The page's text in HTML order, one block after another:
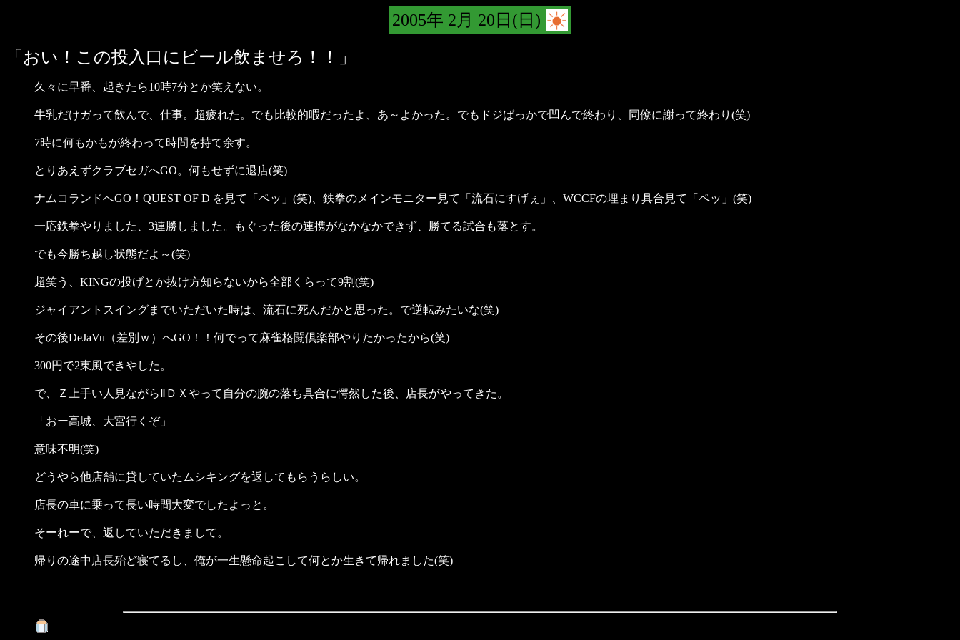
2005年 2月 20日(日)
「おい！この投入口にビール飲ませろ！！」
久々に早番、起きたら10時7分とか笑えない。
牛乳だけガって飲んで、仕事。超疲れた。でも比較的暇だったよ、あ～よかった。でもドジばっかで凹んで終わり、同僚に謝って終わり(笑)
7時に何もかもが終わって時間を持て余す。
とりあえずクラブセガへGO。何もせずに退店(笑)
ナムコランドへGO！QUEST OF D を見て「ペッ」(笑)、鉄拳のメインモニター見て「流石にすげぇ」、WCCFの埋まり具合見て「ペッ」(笑)
一応鉄拳やりました、3連勝しました。もぐった後の連携がなかなかできず、勝てる試合も落とす。
でも今勝ち越し状態だよ～(笑)
超笑う、KINGの投げとか抜け方知らないから全部くらって9割(笑)
ジャイアントスイングまでいただいた時は、流石に死んだかと思った。で逆転みたいな(笑)
その後DeJaVu（差別ｗ）へGO！！何でって麻雀格闘倶楽部やりたかったから(笑)
300円で2東風できやした。
で、Ｚ上手い人見ながらⅡＤＸやって自分の腕の落ち具合に愕然した後、店長がやってきた。
「おー高城、大宮行くぞ」
意味不明(笑)
どうやら他店舗に貸していたムシキングを返してもらうらしい。
店長の車に乗って長い時間大変でしたよっと。
そーれーで、返していただきまして。
帰りの途中店長殆ど寝てるし、俺が一生懸命起こして何とか生きて帰れました(笑)